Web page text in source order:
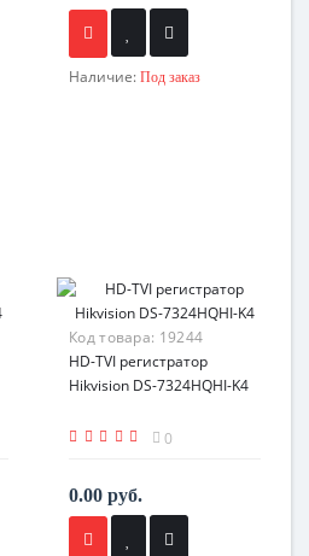
Наличие: Под заказ
Код товара: 19244
HD-TVI регистратор
Hikvision DS-7324HQHI-K4
0
0.00 руб.